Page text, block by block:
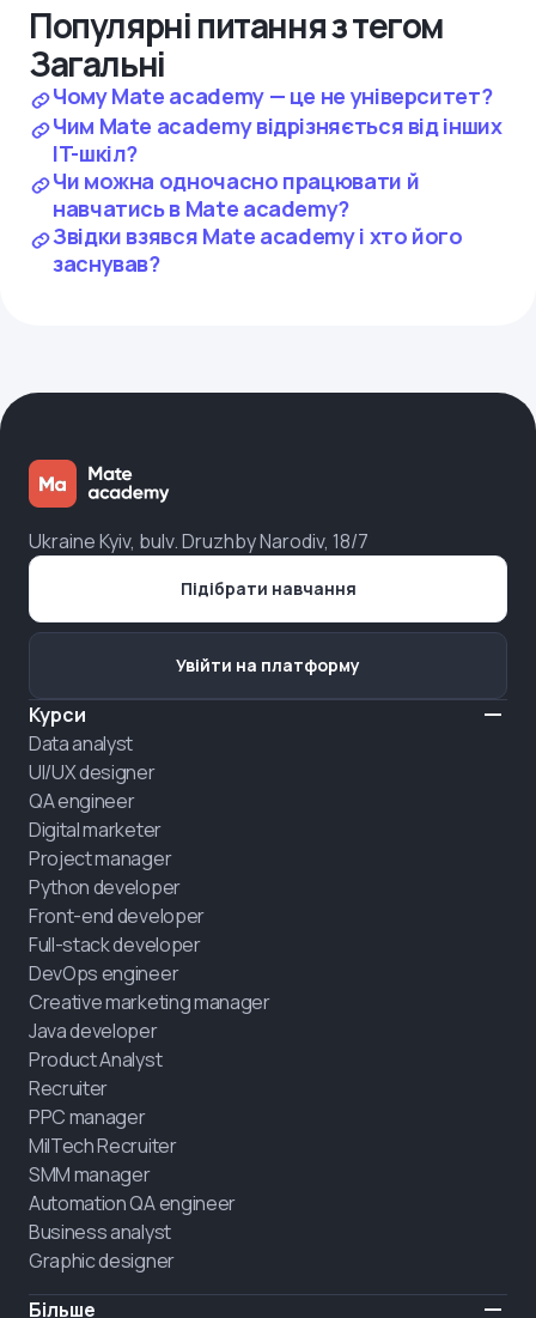
Популярні питання з тегом
Загальні
Чому Mate academy — це не університет?
Чим Mate academy відрізняється від інших
IT-шкіл?
Чи можна одночасно працювати й
навчатись в Mate academy?
Звідки взявся Mate academy і хто його
заснував?
Ukraine Kyiv, bulv. Druzhby Narodiv, 18/7
Курси
Data analyst
UI/UX designer
QA engineer
Digital marketer
Project manager
Python developer
Front-end developer
Full-stack developer
DevOps engineer
Creative marketing manager
Java developer
Product Analyst
Recruiter
PPC manager
MilTech Recruiter
SMM manager
Automation QA engineer
Business analyst
Graphic designer
Більше
Підібрати навчання
Увійти на платформу